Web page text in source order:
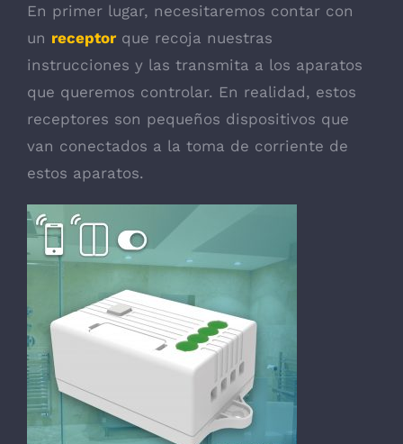
En primer lugar, necesitaremos contar con
un receptor que recoja nuestras
instrucciones y las transmita a los aparatos
que queremos controlar. En realidad, estos
receptores son pequeños dispositivos que
van conectados a la toma de corriente de
estos aparatos.
mientras visitas
nuestro sitio,
aumentas la
posibilidad de
ver contenido y
ofertas
personalizados.